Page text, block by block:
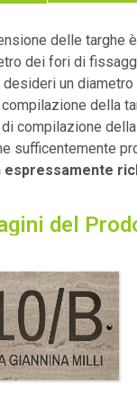
delle targhe
dei fori di
un
della
compilazione
sufficentemente
espressamente
del